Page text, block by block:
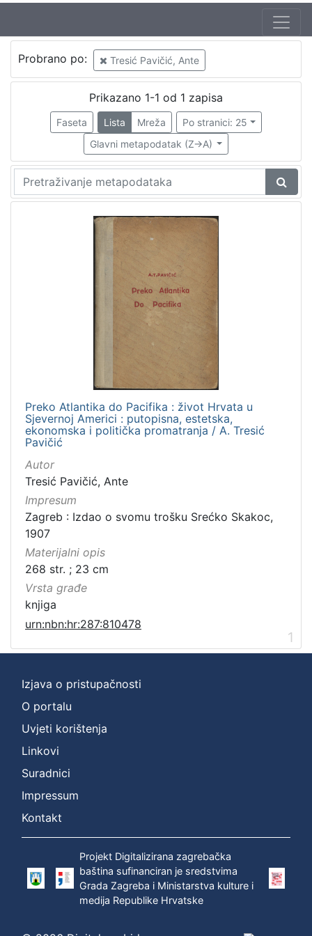
Probrano po: Tresić Pavičić, Ante
Prikazano 1-1 od 1 zapisa
Faseta Lista Mreža
Po stranici: 25
Glavni metapodatak (Z->A)
Preko Atlantika do Pacifika : život Hrvata u
Sjevernoj Americi : putopisna, estetska,
ekonomska i politička promatranja / A. Tresić
Pavičić
Autor
Tresić Pavičić, Ante
Impresum
Zagreb : Izdao o svomu trošku Srećko Skakoc,
1907
Materijalni opis
268 str. ; 23 cm
Vrsta građe
knjiga
urn:nbn:hr:287:810478
1
Izjava o pristupačnosti
O portalu
Uvjeti korištenja
Linkovi
Suradnici
Impressum
Kontakt
Projekt Digitalizirana zagrebačka
baština sufinanciran je sredstvima
Grada Zagreba i Ministarstva kulture i
medija Republike Hrvatske